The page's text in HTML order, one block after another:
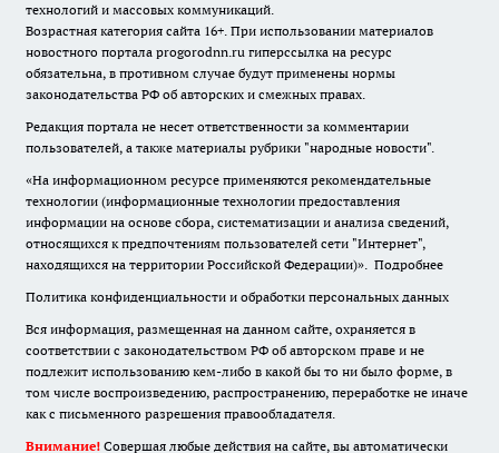
технологий и массовых коммуникаций.
Возрастная категория сайта 16+. При использовании материалов
новостного портала progorodnn.ru гиперссылка на ресурс
обязательна, в противном случае будут применены нормы
законодательства РФ об авторских и смежных правах.
Редакция портала не несет ответственности за комментарии
пользователей, а также материалы рубрики "народные новости".
«На информационном ресурсе применяются рекомендательные
технологии (информационные технологии предоставления
информации на основе сбора, систематизации и анализа сведений,
относящихся к предпочтениям пользователей сети "Интернет",
находящихся на территории Российской Федерации)». Подробнее
Политика конфиденциальности и обработки персональных данных
Вся информация, размещенная на данном сайте, охраняется в
соответствии с законодательством РФ об авторском праве и не
подлежит использованию кем-либо в какой бы то ни было форме, в
том числе воспроизведению, распространению, переработке не иначе
как с письменного разрешения правообладателя.
Внимание! Совершая любые действия на сайте, вы автоматически